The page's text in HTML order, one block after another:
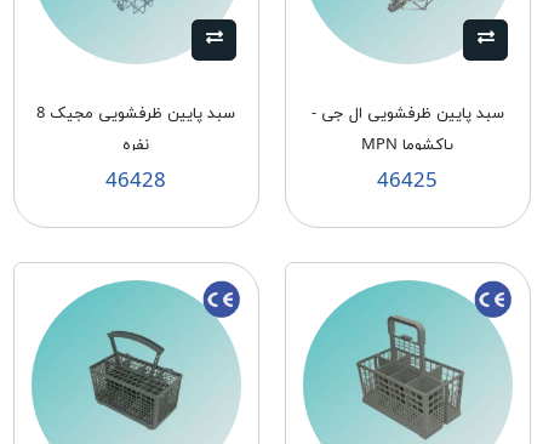
سبد پایین ظرفشویی ال جی -
پاکشوما MPN
46425
سبد پایین ظرفشویی مجیک 8
نفره
46428